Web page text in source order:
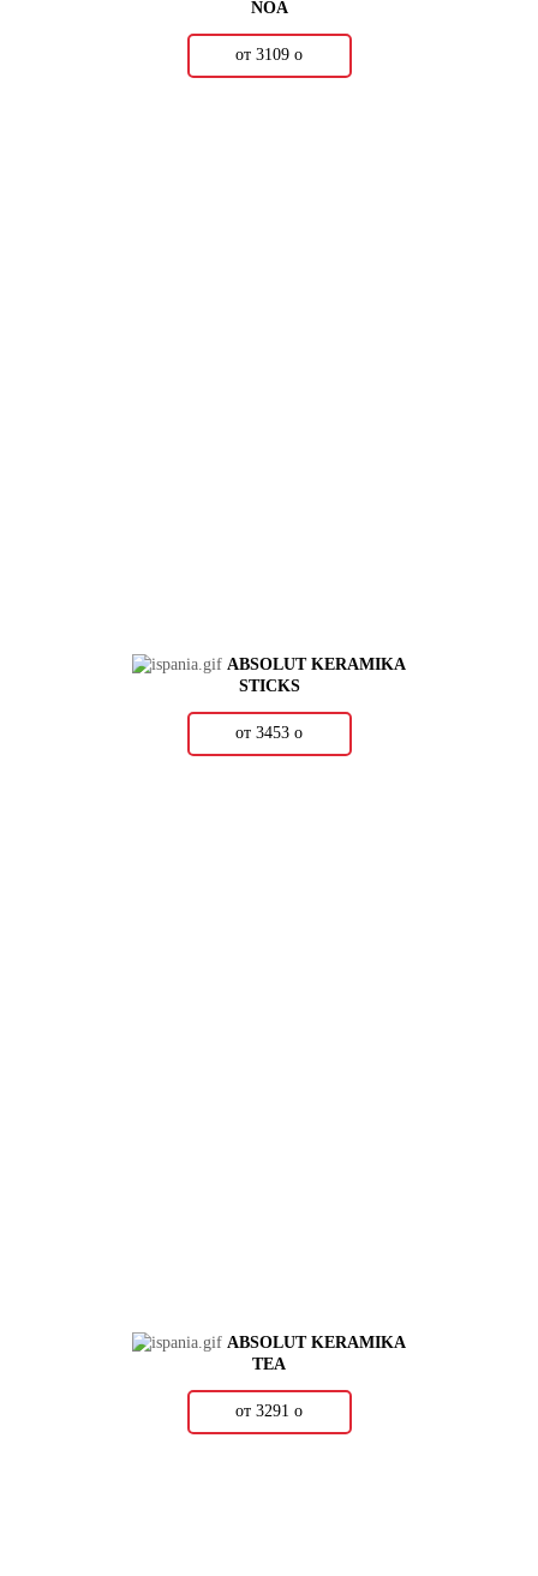
NOA
от 3109 о
ABSOLUT KERAMIKA
STICKS
от 3453 о
ABSOLUT KERAMIKA
TEA
от 3291 о